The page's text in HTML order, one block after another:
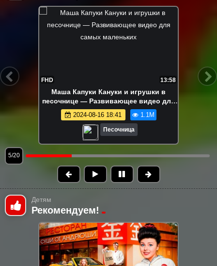
FHD 17:23
Ам Ням и разноцветные яйца!
Развивающие видео про игрушки для
детей – Игры в песочнице
2024-08-13 15:04 1.0M
Песочница
6/20
Детям
Рекомендуем!